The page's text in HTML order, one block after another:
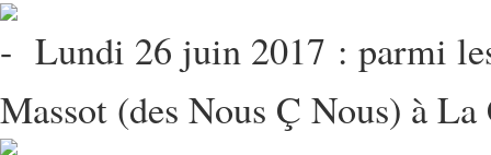
Lundi 26 juin 2017 : parmi
Massot (des Nous Ç Nous) à